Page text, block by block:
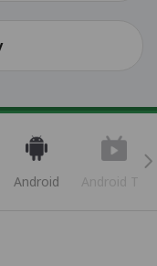
Android Android TV